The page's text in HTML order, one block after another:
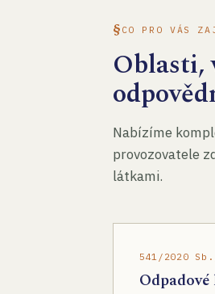
CO PRO VÁS
Oblasti,
Nabízíme
provozovatele
látkami.
541/2020